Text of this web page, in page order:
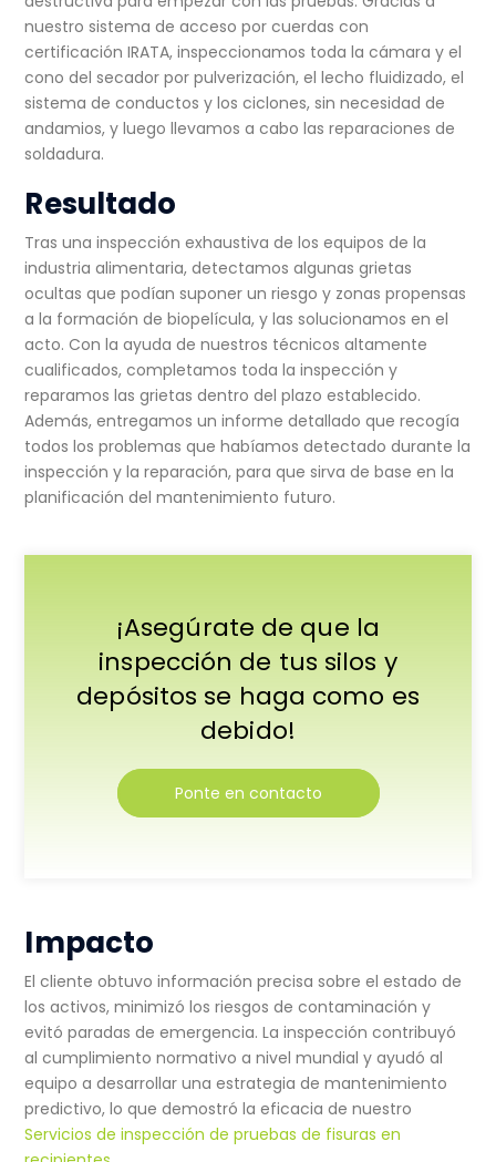
nuestro sistema de acceso por cuerdas con
certificación IRATA, inspeccionamos toda la cámara y el
cono del secador por pulverización, el lecho fluidizado, el
sistema de conductos y los ciclones, sin necesidad de
andamios, y luego llevamos a cabo las reparaciones de
soldadura.
Resultado
Tras una inspección exhaustiva de los equipos de la
industria alimentaria, detectamos algunas grietas
ocultas que podían suponer un riesgo y zonas propensas
a la formación de biopelícula, y las solucionamos en el
acto. Con la ayuda de nuestros técnicos altamente
cualificados, completamos toda la inspección y
reparamos las grietas dentro del plazo establecido.
Además, entregamos un informe detallado que recogía
todos los problemas que habíamos detectado durante la
inspección y la reparación, para que sirva de base en la
planificación del mantenimiento futuro.
¡Asegúrate de que la
inspección de tus silos y
depósitos se haga como es
debido!
Ponte en contacto
Impacto
El cliente obtuvo información precisa sobre el estado de
los activos, minimizó los riesgos de contaminación y
evitó paradas de emergencia. La inspección contribuyó
al cumplimiento normativo a nivel mundial y ayudó al
equipo a desarrollar una estrategia de mantenimiento
predictivo, lo que demostró la eficacia de nuestro
Servicios de inspección de pruebas de fisuras en